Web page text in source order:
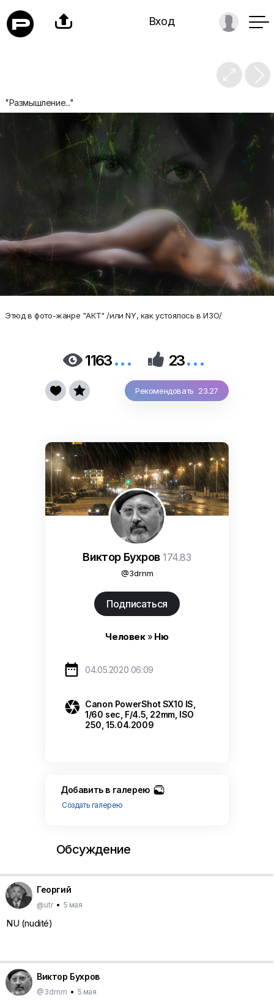
 Вход

"Размышление..."
Этюд в фото-жанре "АКТ" /или NY, как устоялось в ИЗО/
1163...  23...
Рекомендовать 23.27
 
Виктор Бухров 174.83
@3drnm
Подписаться
Человек» Ню
 04.05.2020 06:09
 Canon PowerShot SX10 IS,
1/60 sec, F/4.5, 22mm, ISO
250, 15.04.2009
Добавить в галерею
Создать галерею
Обсуждение
Георгий
@utr • 5 мая
NU (nudité)
Виктор Бухров
@3drnm • 5 мая